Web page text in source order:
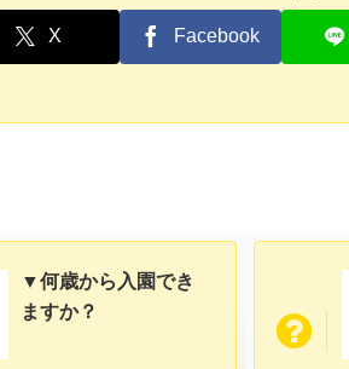
X Facebook
▼何歳から入園でき
ますか？